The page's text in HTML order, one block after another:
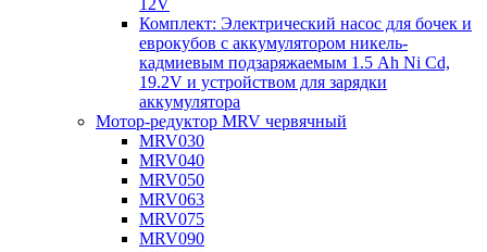
12V
Комплект: Электрический насос для бочек и
еврокубов с аккумулятором никель-
кадмиевым подзаряжаемым 1.5 Ah Ni Cd,
19.2V и устройством для зарядки
аккумулятора
Мотор-редуктор MRV червячный
MRV030
MRV040
MRV050
MRV063
MRV075
MRV090